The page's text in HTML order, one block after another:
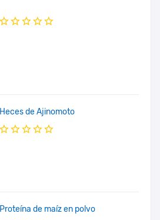
Heces de Ajinomoto
Proteína de maíz en polvo